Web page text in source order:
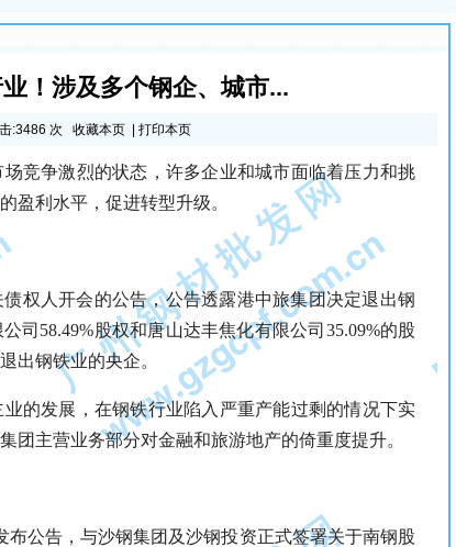
！涉及多个钢企、城市...
:3486 次 收藏本页| 打印本页
竞争激烈的状态，许多企业和城市面临着压力和挑
盈利水平，促进转型升级。
权人开会的公告，公告透露港中旅集团决定退出钢
司58.49%股权和唐山达丰焦化有限公司35.09%的股
出钢铁业的央企。
的发展，在钢铁行业陷入严重产能过剩的情况下实
团主营业务部分对金融和旅游地产的倚重度提升。
布公告，与沙钢集团及沙钢投资正式签署关于南钢股